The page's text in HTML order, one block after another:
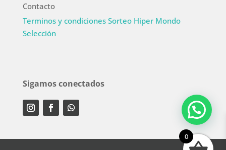
Contacto
Terminos y condiciones Sorteo Hiper Mondo
Selección
Sigamos conectados
0